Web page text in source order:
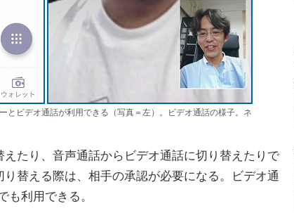
とビデオ通話が利用できる（写真＝左）。ビデオ通話の様子。ネ
たり、音声通話からビデオ通話に切り替えたりで
替える際は、相手の承認が必要になる。ビデオ通
も利用できる。